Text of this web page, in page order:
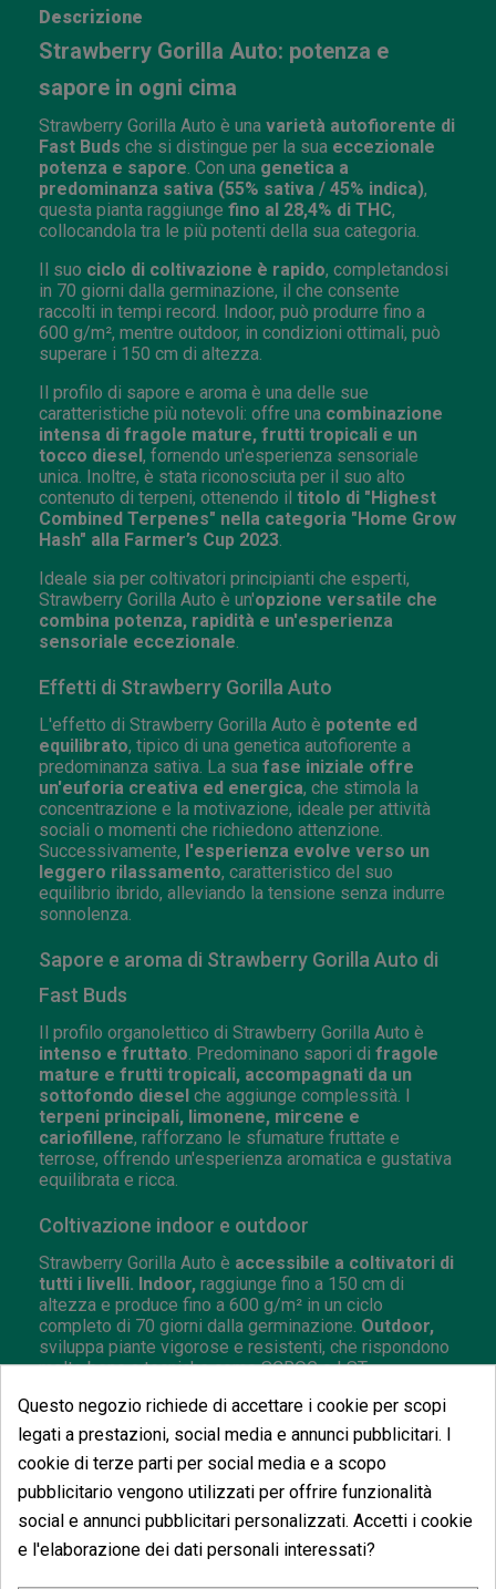
Descrizione
Strawberry Gorilla Auto: potenza e
sapore in ogni cima
Strawberry Gorilla Auto è una varietà autofiorente di
Fast Buds che si distingue per la sua eccezionale
potenza e sapore . Con una genetica a
predominanza sativa (55% sativa / 45% indica),
questa pianta raggiunge fino al 28,4% di THC,
collocandola tra le più potenti della sua categoria.
Il suo ciclo di coltivazione è rapido, completandosi
in 70 giorni dalla germinazione, il che consente
raccolti in tempi record. Indoor, può produrre fino a
600 g/m², mentre outdoor, in condizioni ottimali, può
superare i 150 cm di altezza.
Il profilo di sapore e aroma è una delle sue
caratteristiche più notevoli: offre una combinazione
intensa di fragole mature, frutti tropicali e un
tocco diesel, fornendo un'esperienza sensoriale
unica. Inoltre, è stata riconosciuta per il suo alto
contenuto di terpeni, ottenendo il titolo di "Highest
Combined Terpenes" nella categoria "Home Grow
Hash" alla Farmer’s Cup 2023
Ideale sia per coltivatori principianti che esperti,
Strawberry Gorilla Auto è un'opzione versatile che
combina potenza, rapidità e un'esperienza
sensoriale eccezionale
Effetti di Strawberry Gorilla Auto
L'effetto di Strawberry Gorilla Auto è potente ed
equilibrato, tipico di una genetica autofiorente a
predominanza sativa. La sua fase iniziale offre
un'euforia creativa ed energica, che stimola la
concentrazione e la motivazione, ideale per attività
sociali o momenti che richiedono attenzione.
Successivamente, l'esperienza evolve verso un
leggero rilassamento, caratteristico del suo
equilibrio ibrido, alleviando la tensione senza indurre
sonnolenza.
Sapore e aroma di Strawberry Gorilla Auto di
Fast Buds
Il profilo organolettico di Strawberry Gorilla Auto è
intenso e fruttato . Predominano sapori di fragole
mature e frutti tropicali, accompagnati da un
sottofondo diesel che aggiunge complessità. I
terpeni principali, limonene, mircene e
cariofillene, rafforzano le sfumature fruttate e
terrose, offrendo un'esperienza aromatica e gustativa
equilibrata e ricca.
Coltivazione indoor e outdoor
Strawberry Gorilla Auto è accessibile a coltivatori di
tutti i livelli. Indoor, raggiunge fino a 150 cm di
altezza e produce fino a 600 g/m² in un ciclo
completo di 70 giorni dalla germinazione. Outdoor,
sviluppa piante vigorose e resistenti, che rispondono
molto bene a tecniche come SCROG o LST,
richiedere cure eccessive. La suastruttura robusta
e la resistenza naturale contro i parassitila
rendono un'opzione affidabile per qualsiasi
coltivatore.
Questo negozio richiede di accettare i cookie per scopi
legati a prestazioni, social media e annunci pubblicitari. I
cookie di terze parti per social media e a scopo
pubblicitario vengono utilizzati per offrire funzionalità
social e annunci pubblicitari personalizzati. Accetti i cookie
e l'elaborazione dei dati personali interessati?